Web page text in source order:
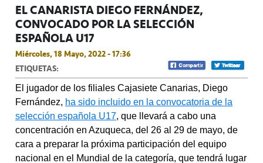
EL CANARISTA DIEGO FERNÁNDEZ,
CONVOCADO POR LA SELECCIÓN
ESPAÑOLA U17
Miércoles, 18 Mayo, 2022 - 17:36
ETIQUETAS:
El jugador de los filiales Cajasiete Canarias, Diego
Fernández, ha sido incluido en la convocatoria de la
selección española U17, que llevará a cabo una
concentración en Azuqueca, del 26 al 29 de mayo, de
cara a preparar la próxima participación del equipo
nacional en el Mundial de la categoría, que tendrá lugar